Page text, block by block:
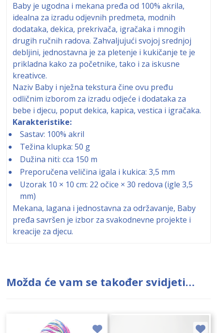
Baby je ugodna i mekana pređa od 100% akrila,
idealna za izradu odjevnih predmeta, modnih
dodataka, dekica, prekrivača, igračaka i mnogih
drugih ručnih radova. Zahvaljujući svojoj srednjoj
debljini, jednostavna je za pletenje i kukičanje te je
prikladna kako za početnike, tako i za iskusne
kreativce.
Naziv Baby i nježna tekstura čine ovu pređu
odličnim izborom za izradu odjeće i dodataka za
bebe i djecu, poput dekica, kapica, vestica i igračaka.
Karakteristike:
Sastav: 100% akril
Težina klupka: 50 g
Dužina niti: cca 150 m
Preporučena veličina igala i kukica: 3,5 mm
Uzorak 10 × 10 cm: 22 očice × 30 redova (igle 3,5
mm)
Mekana, lagana i jednostavna za održavanje, Baby
pređa savršen je izbor za svakodnevne projekte i
kreacije za djecu.
Možda će vam se također svidjeti…